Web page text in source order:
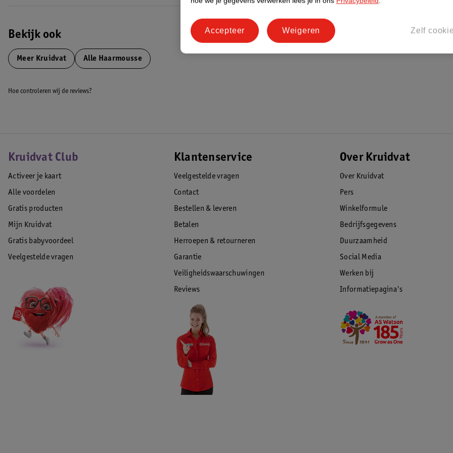
Bekijk ook
Meer Kruidvat Alle Haarmousse
Hoe controleren wij de reviews?
Kruidvat Club
Activeer je kaart
Alle voordelen
Gratis producten
Mijn Kruidvat
Gratis babyvoordeel
Veelgestelde vragen
Klantenservice
Veelgestelde vragen
Contact
Bestellen & leveren
Betalen
Herroepen & retourneren
Garantie
Veiligheidswaarschuwingen
Reviews
Over Kruidvat
Over Kruidvat
Pers
Winkelformule
Bedrijfsgegevens
Duurzaamheid
Social Media
Werken bij
Informatiepagina's
Zelf
Weigeren
Accepteer